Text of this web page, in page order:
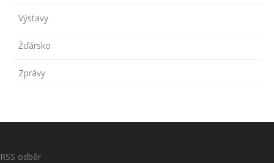
Výstavy
Žďársko
Zprávy
RSS odběr